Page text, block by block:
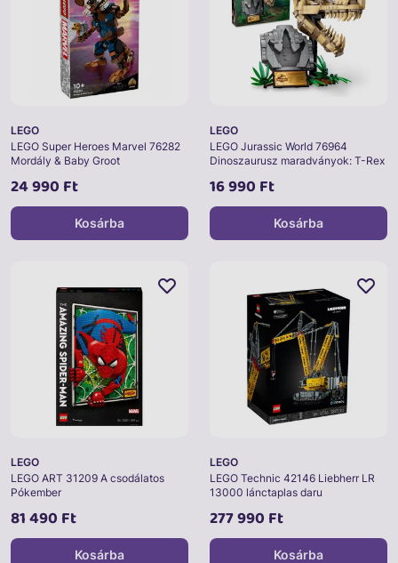
LEGO
LEGO Super Heroes Marvel 76282
Mordály & Baby Groot
24 990 Ft
Kosárba
LEGO
LEGO Jurassic World 76964
Dinoszaurusz maradványok: T-Rex
16 990 Ft
Kosárba
LEGO
LEGO ART 31209 A csodálatos
Pókember
81 490 Ft
Kosárba
LEGO
LEGO Technic 42146 Liebherr LR
13000 lánctaplas daru
277 990 Ft
Kosárba